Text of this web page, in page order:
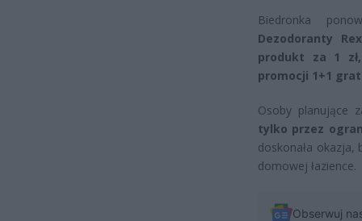
Biedronka
Dezodoranty
produkt za 1
promocji 1+1
Osoby planujące
tylko przez
doskonała okazja,
domowej łazience.
Obserwuj